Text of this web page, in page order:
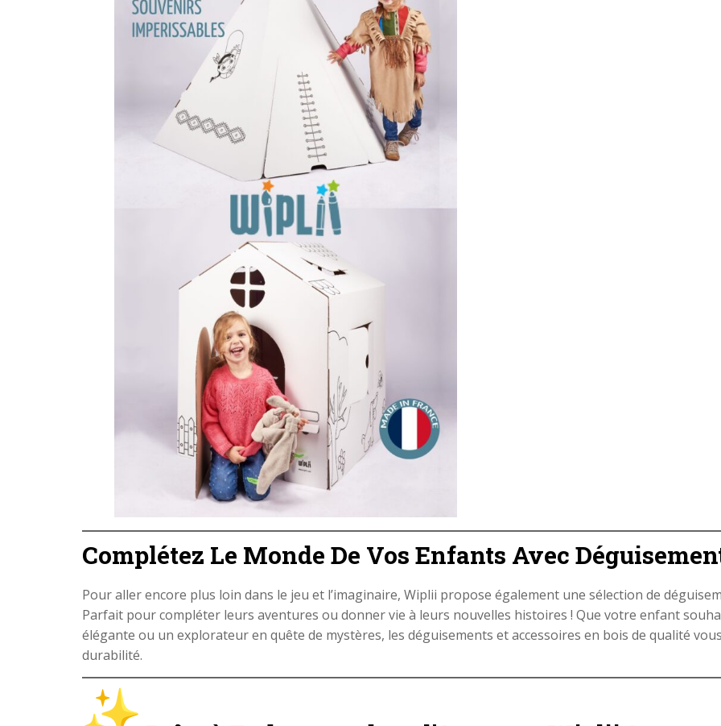
Complétez Le Monde De Vos Enfants Avec
Pour aller encore plus loin dans le jeu et l’imaginaire, Wiplii propose également une sélection de
Parfait pour compléter leurs aventures ou donner vie à leurs nouvelles histoires ! Que votre enfant
élégante ou un explorateur en quête de mystères, les déguisements et accessoires en bois de qualité
durabilité.